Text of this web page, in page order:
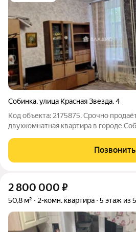
Собинка,улица Красная Звезда,4
Код объекта: 2175875. Срочно
двухкомнатная квартира в городе
кто ищет комфортное жильё в
красивые места - река Клязьма.
Позвонить
2 800 000 ₽
50,8 м² 2-комн. квартира 5 этаж из 5